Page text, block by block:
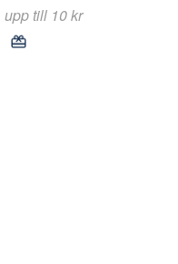
upp till 10 kr